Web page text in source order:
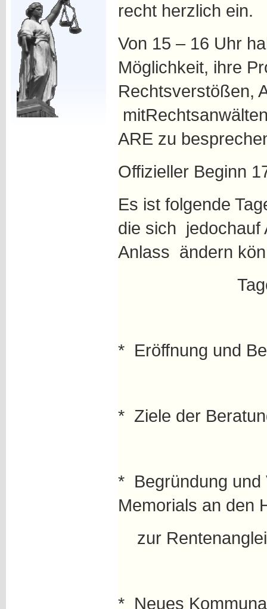
recht herzlich ein.
Von 15 – 16 Uhr
Möglichkeit, ihre
Rechtsverstößen,
ARE zu
Offizieller Beginn
Es ist folgende
die sich jedochauf
Anlass ändern
* Eröffnung und
* Ziele der
* Begründung und
Memorials an den
zur
* Neues